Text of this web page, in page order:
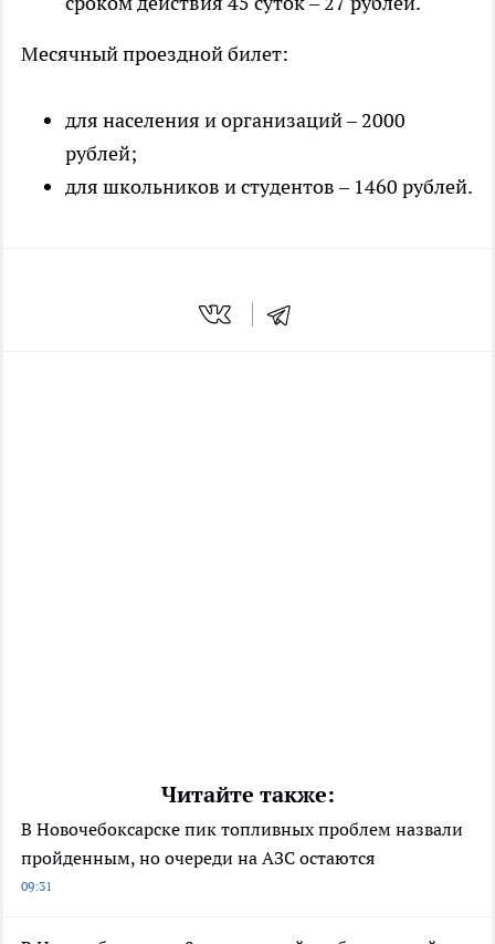
Месячный проездной билет:
для населения и организаций – 2000
рублей;
для школьников и студентов – 1460 рублей.
Читайте также:
В Новочебоксарске пик топливных проблем назвали
пройденным, но очереди на АЗС остаются
09:31